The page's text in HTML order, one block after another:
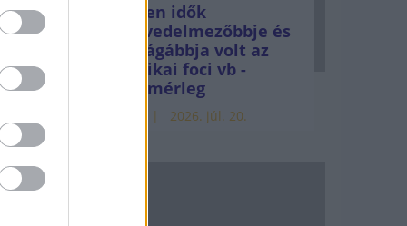
Minden idők
legjövedelmezőbbje és
legdrágábbja volt az
amerikai foci vb -
gyorsmérleg
2026. júl. 20.